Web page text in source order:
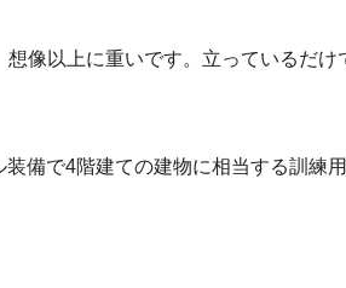
像以上に重いです。立っているだ
備で4階建ての建物に相当する訓練